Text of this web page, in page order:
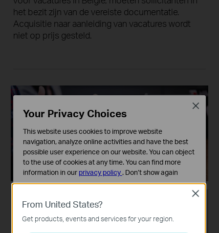
het bezit zijn van de vereiste documentatie.
Acquisitie naar aanleiding van vacatures wordt
niet op prijs gesteld.
From United States?
Get products, events and services for your region.
Close
Your Privacy Choices
This website uses cookies to improve website
navigation, analyze online activities and have the best
possible user experience on our website. You can object
to the use of cookies at any time. You can find more
information in our privacy policy . Don’t show again
Deze cookies zijn noodzakelijk voor de werking van de
website en kunnen niet worden uitgeschakeld.
Close